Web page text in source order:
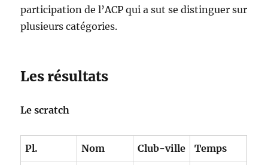
participation de l’ACP qui a sut se distinguer sur
plusieurs catégories.
Les résultats
Le scratch
Pl. Nom Club-ville Temps